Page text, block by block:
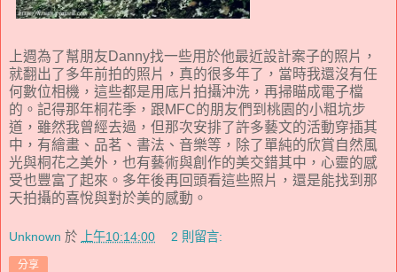
上週為了幫朋友Danny找一些用於他最近設計案子的照片，
就翻出了多年前拍的照片，真的很多年了，當時我還沒有任
何數位相機，這些都是用底片拍攝沖洗，再掃瞄成電子檔
的。記得那年桐花季，跟MFC的朋友們到桃園的小粗坑步
道，雖然我曾經去過，但那次安排了許多藝文的活動穿插其
中，有繪畫、品茗、書法、音樂等，除了單純的欣賞自然風
光與桐花之美外，也有藝術與創作的美交錯其中，心靈的感
受也豐富了起來。多年後再回頭看這些照片，還是能找到那
天拍攝的喜悅與對於美的感動。
Unknown 於 上午10:14:00 2 則留言:
分享